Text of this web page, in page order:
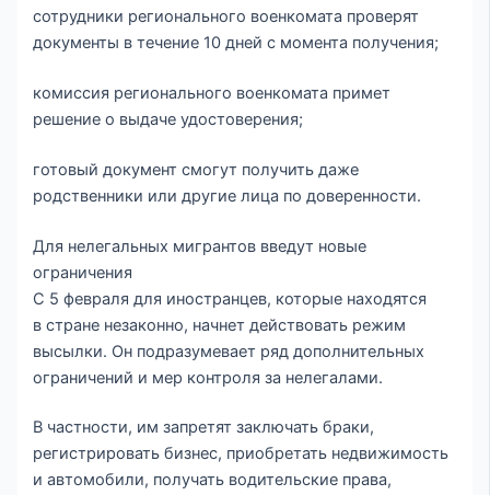
сотрудники регионального военкомата проверят
документы в течение 10 дней с момента получения;
комиссия регионального военкомата примет
решение о выдаче удостоверения;
готовый документ смогут получить даже
родственники или другие лица по доверенности.
Для нелегальных мигрантов введут новые
ограничения
С 5 февраля для иностранцев, которые находятся
в стране незаконно, начнет действовать режим
высылки. Он подразумевает ряд дополнительных
ограничений и мер контроля за нелегалами.
В частности, им запретят заключать браки,
регистрировать бизнес, приобретать недвижимость
и автомобили, получать водительские права,